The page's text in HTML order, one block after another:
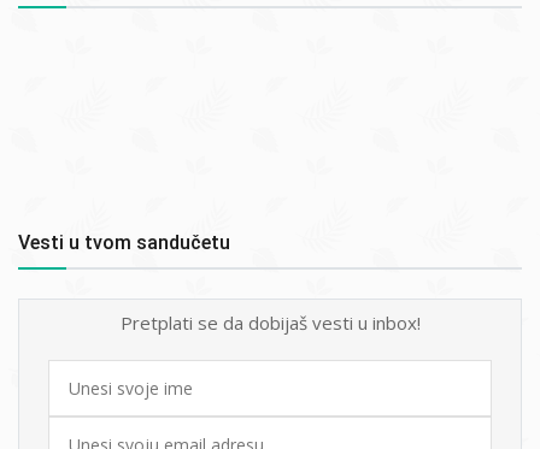
Vesti u tvom sandučetu
Pretplati se da dobijaš vesti u inbox!
First